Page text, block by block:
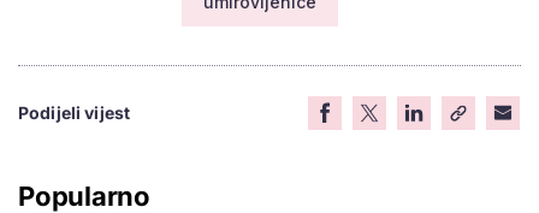
Podijeli vijest
Popularno